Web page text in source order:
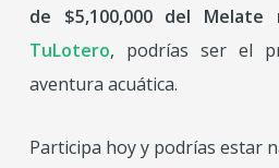
de $5,100,000 del
TuLotero, podrías ser el
aventura acuática.
Participa hoy y podrías estar